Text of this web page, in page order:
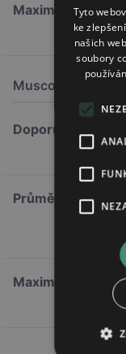
Maximální
Muscoril injekční
Doporučená cena
Průměrná cena
Maximální
Tyto
ke
našich
soubory